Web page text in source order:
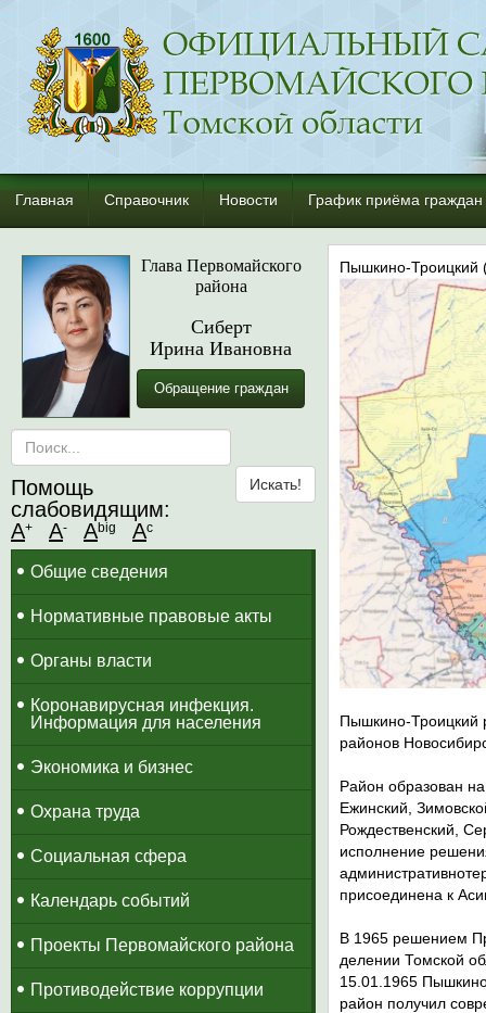
Главная Справочник Новости График приёма граждан
Глава Первомайского
района
Сиберт
Ирина Ивановна
Обращение граждан
Помощь
слабовидящим:
A+ A- Abig Ac
Общие сведения
Нормативные правовые акты
Органы власти
Коронавирусная инфекция.
Информация для населения
Экономика и бизнес
Охрана труда
Социальная сфера
Календарь событий
Проекты Первомайского района
Противодействие коррупции
Пышкино-Троицкий
Пышкино-Троицкий
районов
Район образован
Ежинский,
Рождественский,
исполнение
присоединена к
В 1965 решением
делении Том­ской
15.01.1965
район получил